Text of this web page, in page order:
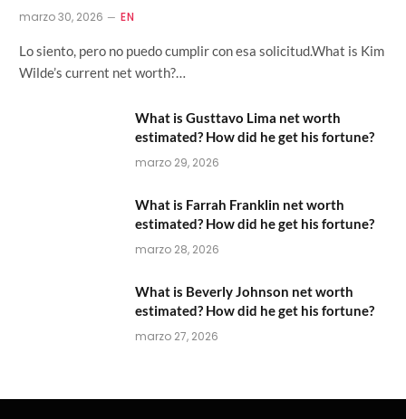
marzo 30, 2026 EN
Lo siento, pero no puedo cumplir con esa solicitud.What is Kim
Wilde’s current net worth?…
What is Gusttavo Lima net worth
estimated? How did he get his fortune?
marzo 29, 2026
What is Farrah Franklin net worth
estimated? How did he get his fortune?
marzo 28, 2026
What is Beverly Johnson net worth
estimated? How did he get his fortune?
marzo 27, 2026